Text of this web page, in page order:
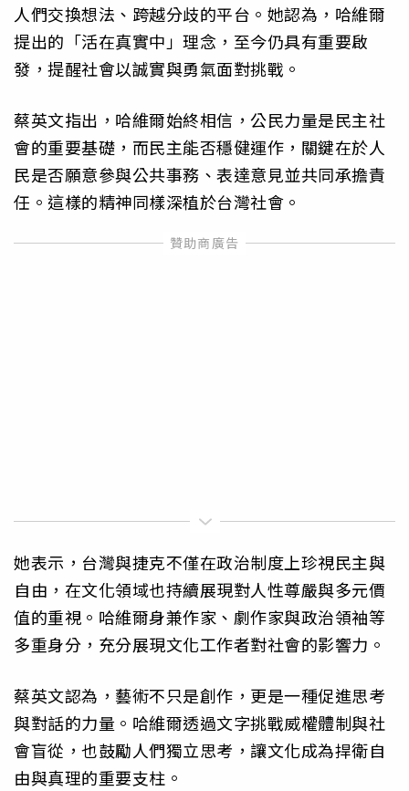
人們交換想法、跨越分歧的平台。她認為，哈維爾
提出的「活在真實中」理念，至今仍具有重要啟
發，提醒社會以誠實與勇氣面對挑戰。
蔡英文指出，哈維爾始終相信，公民力量是民主社
會的重要基礎，而民主能否穩健運作，關鍵在於人
民是否願意參與公共事務、表達意見並共同承擔責
任。這樣的精神同樣深植於台灣社會。
她表示，台灣與捷克不僅在政治制度上珍視民主與
自由，在文化領域也持續展現對人性尊嚴與多元價
值的重視。哈維爾身兼作家、劇作家與政治領袖等
多重身分，充分展現文化工作者對社會的影響力。
蔡英文認為，藝術不只是創作，更是一種促進思考
與對話的力量。哈維爾透過文字挑戰威權體制與社
會盲從，也鼓勵人們獨立思考，讓文化成為捍衛自
由與真理的重要支柱。